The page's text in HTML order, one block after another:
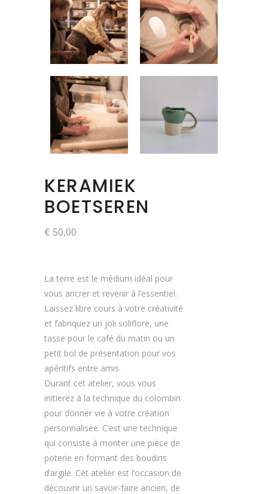
KERAMIEK
BOETSEREN
€ 50,00
La terre est le médium idéal pour
vous ancrer et revenir à l’essentiel.
Laissez libre cours à votre créativité
et fabriquez un joli soliflore, une
tasse pour le café du matin ou un
petit bol de présentation pour vos
apéritifs entre amis.
Durant cet atelier, vous vous
initierez à la technique du colombin
pour donner vie à votre création
personnalisée. C’est une technique
qui consiste à monter une pièce de
poterie en formant des boudins
d’argile. Cet atelier est l’occasion de
découvrir un savoir-faire ancien, de